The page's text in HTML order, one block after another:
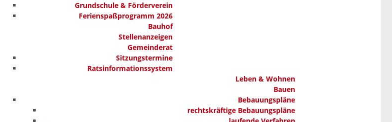
Grundschule & Förderverein
Ferienspaßprogramm 2026
Bauhof
Stellenanzeigen
Gemeinderat
Sitzungstermine
Ratsinformationssystem
Leben & Wohnen
Bauen
Bebauungspläne
rechtskräftige Bebauungspläne